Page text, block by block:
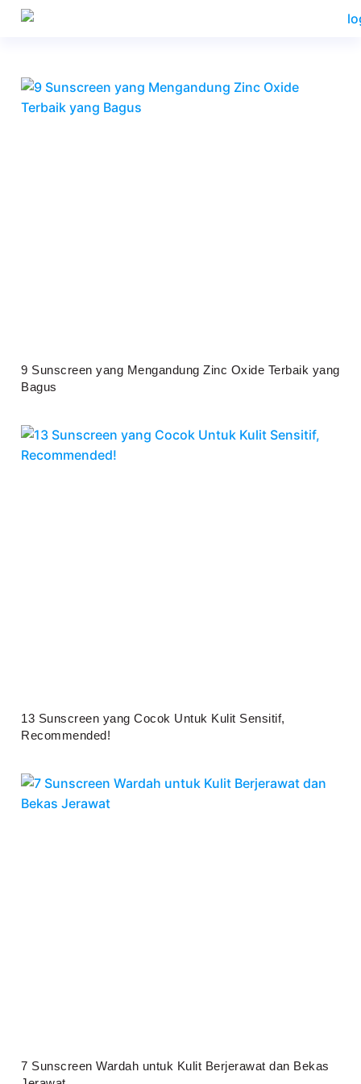
9 Sunscreen yang Mengandung Zinc Oxide Terbaik yang
Bagus
13 Sunscreen yang Cocok Untuk Kulit Sensitif,
Recommended!
7 Sunscreen Wardah untuk Kulit Berjerawat dan Bekas